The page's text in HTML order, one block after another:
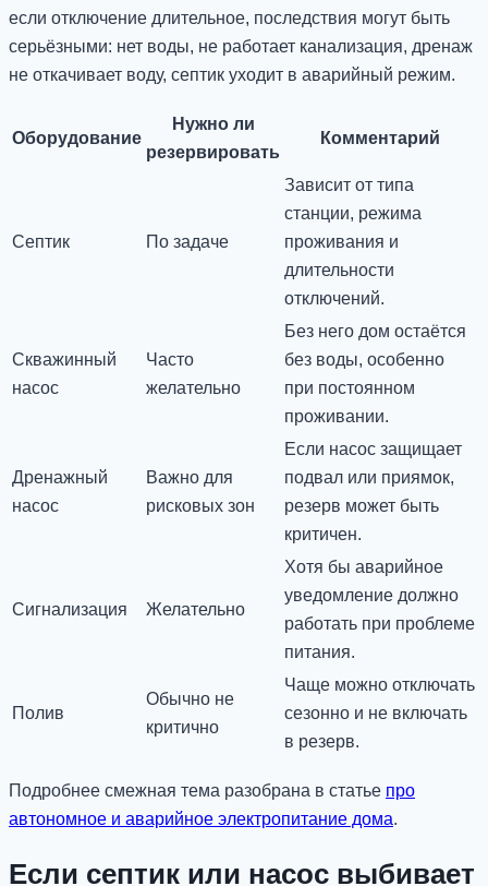
если отключение длительное, последствия могут быть
серьёзными: нет воды, не работает канализация, дренаж
не откачивает воду, септик уходит в аварийный режим.
Оборудование
Нужно ли
резервировать
Комментарий
Септик По задаче
Зависит от типа
станции, режима
проживания и
длительности
отключений.
Скважинный
насос
Часто
желательно
Без него дом остаётся
без воды, особенно
при постоянном
проживании.
Дренажный
насос
Важно для
рисковых зон
Если насос защищает
подвал или приямок,
резерв может быть
критичен.
Сигнализация Желательно
Хотя бы аварийное
уведомление должно
работать при проблеме
питания.
Полив
Обычно не
критично
Чаще можно отключать
сезонно и не включать
в резерв.
Подробнее смежная тема разобрана в статье про
автономное и аварийное электропитание дома.
Если септик или насос выбивает